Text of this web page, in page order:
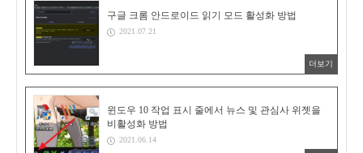
구글 크롬 안드로이드 읽기 모드 활성화 방법
2021.07.21
더보기
윈도우 10 작업 표시 줄에서 뉴스 및 관심사 위젯을
비활성화 방법
2021.06.14